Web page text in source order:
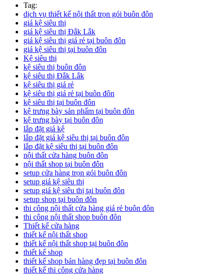
Tag:
dịch vụ thiết kế nội thất trọn gói buôn đôn
giá kệ siêu thị
giá kệ siêu thị Đắk Lắk
giá kệ siêu thị giá rẻ tại buôn đôn
giá kệ siêu thị tại buôn đôn
Kệ siêu thị
kệ siêu thị buôn đôn
kệ siêu thị Đắk Lắk
kệ siêu thị giá rẻ
kệ siêu thị giá rẻ tại buôn đôn
kệ siêu thị tại buôn đôn
kệ trưng bày sản phẩm tại buôn đôn
kệ trưng bày tại buôn đôn
lắp đặt giá kệ
lắp đặt giá kệ siêu thị tại buôn đôn
lắp đặt kệ siêu thị tại buôn đôn
nội thất cửa hàng buôn đôn
nội thất shop tại buôn đôn
setup cửa hàng trọn gói buôn đôn
setup giá kệ siêu thị
setup giá kệ siêu thị tại buôn đôn
setup shop tại buôn đôn
thi công nội thất cửa hàng giá rẻ buôn đôn
thi công nội thất shop buôn đôn
Thiết kế cửa hàng
thiết kế nội thất shop
thiết kế nội thất shop tại buôn đôn
thiết kế shop
thiết kế shop bán hàng đẹp tại buôn đôn
thiết kế thi công cửa hàng